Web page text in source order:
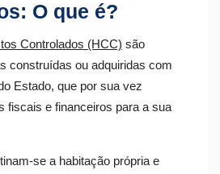
O que é?
Controlados (HCC) são
construídas ou adquiridas com
Estado, que por sua vez
fiscais e financeiros para a sua
se a habitação própria e